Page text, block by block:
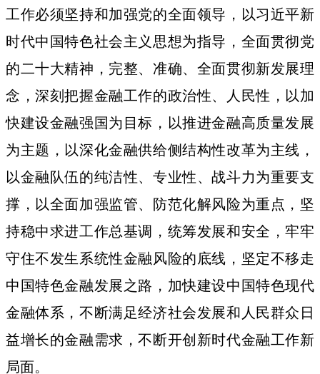
工作必须坚持和加强党的全面领导，以习近平新
时代中国特色社会主义思想为指导，全面贯彻党
的二十大精神，完整、准确、全面贯彻新发展理
念，深刻把握金融工作的政治性、人民性，以加
快建设金融强国为目标，以推进金融高质量发展
为主题，以深化金融供给侧结构性改革为主线，
以金融队伍的纯洁性、专业性、战斗力为重要支
撑，以全面加强监管、防范化解风险为重点，坚
持稳中求进工作总基调，统筹发展和安全，牢牢
守住不发生系统性金融风险的底线，坚定不移走
中国特色金融发展之路，加快建设中国特色现代
金融体系，不断满足经济社会发展和人民群众日
益增长的金融需求，不断开创新时代金融工作新
局面。